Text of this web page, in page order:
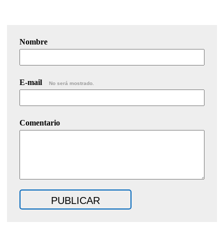
Nombre
E-mail No será mostrado.
Comentario